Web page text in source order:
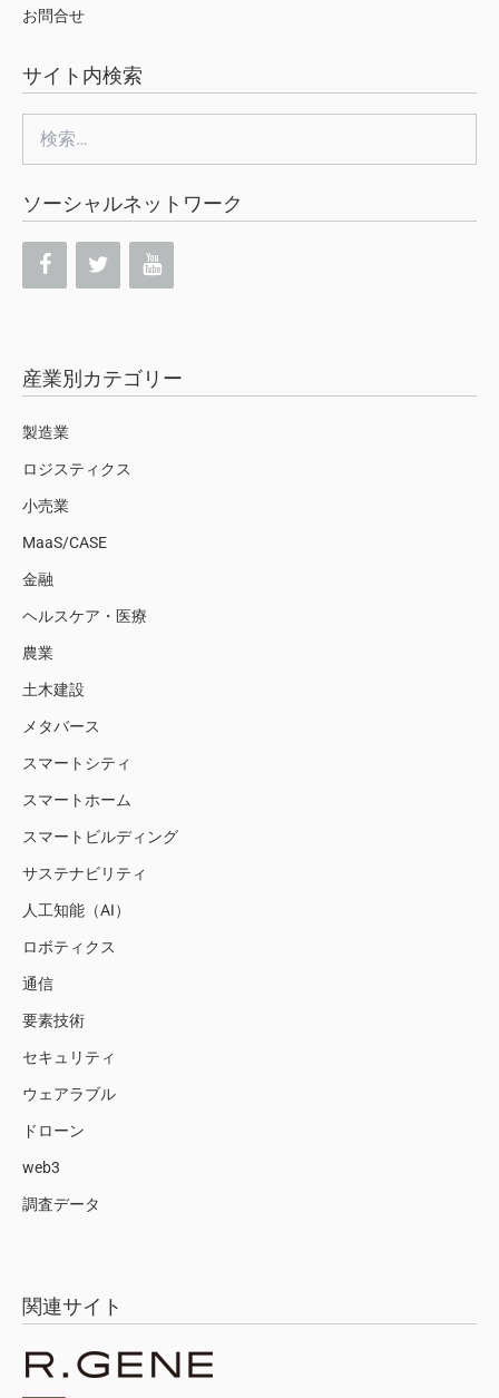
お問合せ
サイト内検索
ソーシャルネットワーク
産業別カテゴリー
製造業
ロジスティクス
小売業
MaaS/CASE
金融
ヘルスケア・医療
農業
土木建設
メタバース
スマートシティ
スマートホーム
スマートビルディング
サステナビリティ
人工知能（AI）
ロボティクス
通信
要素技術
セキュリティ
ウェアラブル
ドローン
web3
調査データ
関連サイト